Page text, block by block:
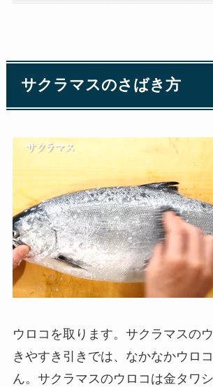
サクラマスのさばき方
ウロコを取ります。サクラマスの
きやすき引きでは、なかなかウロ
ん。サクラマスのウロコは金タワ